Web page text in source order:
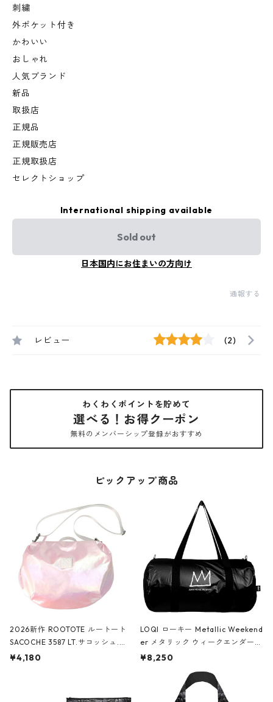
刺繍
外ポケット付き
かわいい
おしゃれ
人気ブランド
新品
取扱店
正規品
正規販売店
正規取扱店
セレクトショップ
International shipping available
Sold out
日本国内にお住まいの方向け
通報する
レビュー (2)
わくわくポイントを貯めて
選べる！お得クーポン
無料のメンバーシップ登録がおすすめ
ピックアップ商品
2026新作 ROOTOTE ルートート
SACOCHE 3587 LT.サコッシュ.ル
ミエ-B ショルダーバッグ グロスピ
¥4,180
LOQI ローキー Metallic Weekend
er メタリック ウィークエンダー
ボストンバッグ ショルダーバッグ
Black ジャン=ミッシェル・バスキ
ア/クラウン ブラック
¥8,250